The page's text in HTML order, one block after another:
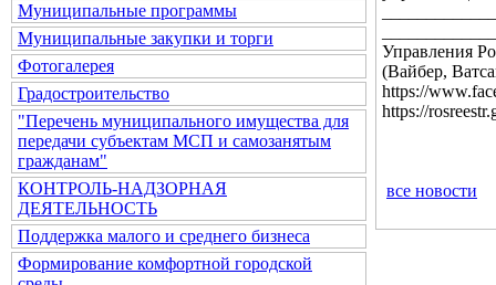
Муниципальные программы
Муниципальные закупки и торги
Фотогалерея
Градостроительство
"Перечень муниципального имущества для
передачи субъектам МСП и самозанятым
гражданам"
КОНТРОЛЬ-НАДЗОРНАЯ
ДЕЯТЕЛЬНОСТЬ
Поддержка малого и среднего бизнеса
Формирование комфортной городской
все новости